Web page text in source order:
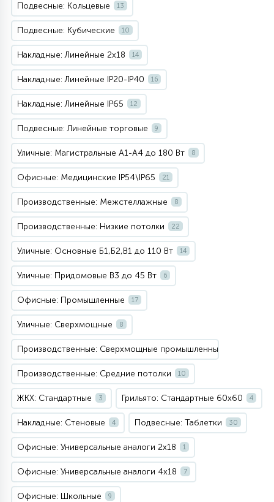
Подвесные: Кольцевые 13
Подвесные: Кубические 10
Накладные: Линейные 2х18 14
Накладные: Линейные IP20-IP40 16
Накладные: Линейные IP65 12
Подвесные: Линейные торговые 9
Уличные: Магистральные А1-А4 до 180 Вт 8
Офисные: Медицинские IP54\IP65 21
Производственные: Межстеллажные 8
Производственные: Низкие потолки 22
Уличные: Основные Б1,Б2,В1 до 110 Вт 14
Уличные: Придомовые В3 до 45 Вт 6
Офисные: Промышленные 17
Уличные: Сверхмощные 8
Производственные: Сверхмощные промышленные
Производственные: Средние потолки 10
ЖКХ: Стандартные 3 Грильято: Стандартные 60х60 4
Накладные: Стеновые 4 Подвесные: Таблетки 30
Офисные: Универсальные аналоги 2х18 1
Офисные: Универсальные аналоги 4х18 7
Офисные: Школьные 9